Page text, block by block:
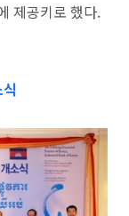
제공키로 했다.